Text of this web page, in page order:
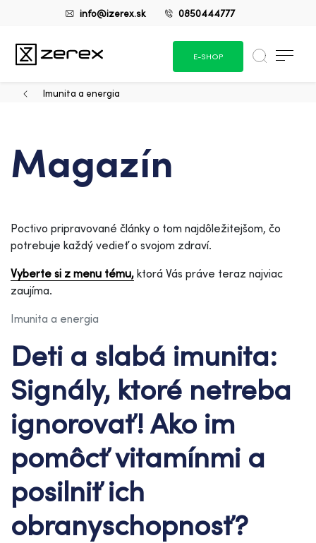
info@izerex.sk 0850444777
E-SHOP
Imunita a energia
Magazín
Poctivo pripravované články o tom najdôležitejšom, čo
potrebuje každý vedieť o svojom zdraví.
Vyberte si z menu tému, ktorá Vás práve teraz najviac
zaujíma.
Imunita a energia
Deti a slabá imunita:
Signály, ktoré netreba
ignorovať! Ako im
pomôcť vitamínmi a
posilniť ich
obranyschopnosť?